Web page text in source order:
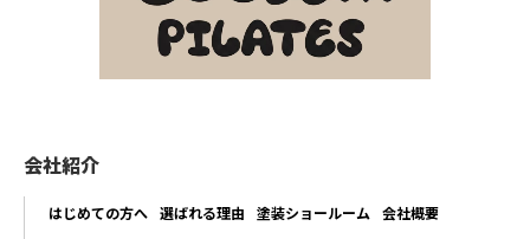
会社紹介
はじめての方へ 選ばれる理由 塗装ショールーム 会社概要